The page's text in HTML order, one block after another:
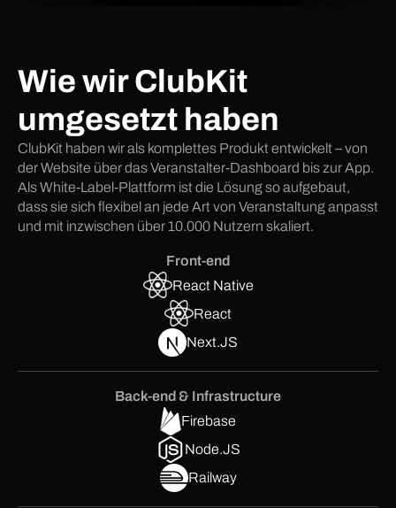
Wie wir ClubKit
umgesetzt haben
ClubKit haben wir als komplettes Produkt entwickelt – von
der Website über das Veranstalter-Dashboard bis zur App.
Als White-Label-Plattform ist die Lösung so aufgebaut,
dass sie sich flexibel an jede Art von Veranstaltung anpasst
und mit inzwischen über 10.000 Nutzern skaliert.
Front-end
React Native
React
Next.JS
Back-end & Infrastructure
Firebase
Node.JS
Railway